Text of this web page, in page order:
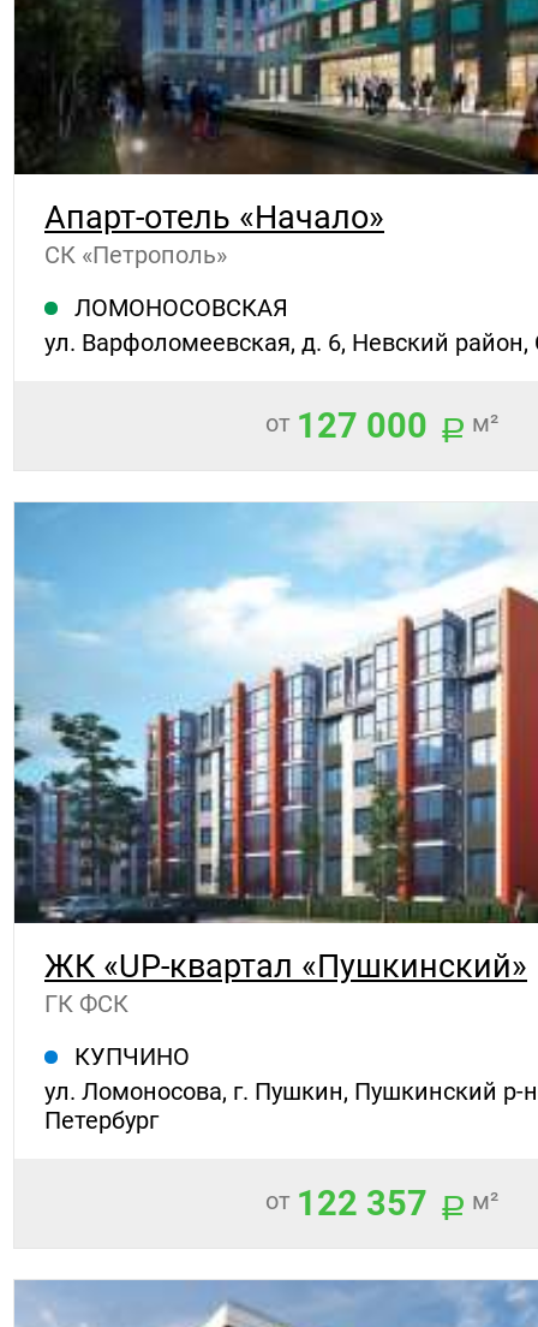
Апарт-отель «Начало»
СК «Петрополь»
ЛОМОНОСОВСКАЯ
ул. Варфоломеевская, д. 6, Невский район,
от 127 000 м²
ЖК «UP-квартал «Пушкинский»
ГК ФСК
КУПЧИНО
ул. Ломоносова, г. Пушкин, Пушкинский р-
Петербург
от 122 357 м²